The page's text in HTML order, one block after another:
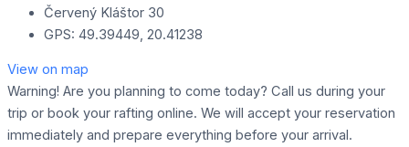
Červený Kláštor 30
GPS: 49.39449, 20.41238
View on map
Warning! Are you planning to come today? Call us during your
trip or book your rafting online. We will accept your reservation
immediately and prepare everything before your arrival.